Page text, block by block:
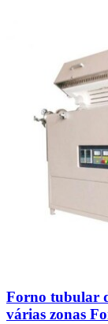
Forno tubular
várias zonas